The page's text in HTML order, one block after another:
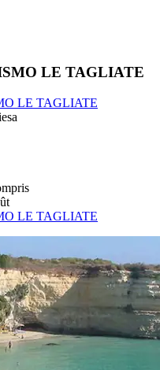
LE TAGLIATE
LE TAGLIATE
LE TAGLIATE